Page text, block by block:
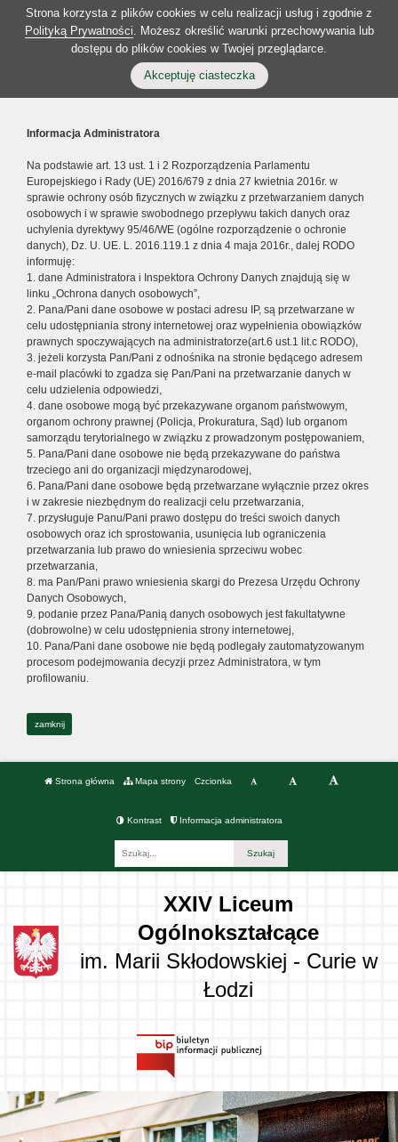
Strona korzysta z plików cookies w celu realizacji usług i zgodnie z
Polityką Prywatności. Możesz określić warunki przechowywania lub
dostępu do plików cookies w Twojej przeglądarce.
Akceptuję ciasteczka
Informacja Administratora
Na podstawie art. 13 ust. 1 i 2 Rozporządzenia Parlamentu
Europejskiego i Rady (UE) 2016/679 z dnia 27 kwietnia 2016r. w
sprawie ochrony osób fizycznych w związku z przetwarzaniem danych
osobowych i w sprawie swobodnego przepływu takich danych oraz
uchylenia dyrektywy 95/46/WE (ogólne rozporządzenie o ochronie
danych), Dz. U. UE. L. 2016.119.1 z dnia 4 maja 2016r., dalej RODO
informuję:
1. dane Administratora i Inspektora Ochrony Danych znajdują się w
linku „Ochrona danych osobowych”,
2. Pana/Pani dane osobowe w postaci adresu IP, są przetwarzane w
celu udostępniania strony internetowej oraz wypełnienia obowiązków
prawnych spoczywających na administratorze(art.6 ust.1 lit.c RODO),
3. jeżeli korzysta Pan/Pani z odnośnika na stronie będącego adresem
e-mail placówki to zgadza się Pan/Pani na przetwarzanie danych w
celu udzielenia odpowiedzi,
4. dane osobowe mogą być przekazywane organom państwowym,
organom ochrony prawnej (Policja, Prokuratura, Sąd) lub organom
samorządu terytorialnego w związku z prowadzonym postępowaniem,
5. Pana/Pani dane osobowe nie będą przekazywane do państwa
trzeciego ani do organizacji międzynarodowej,
6. Pana/Pani dane osobowe będą przetwarzane wyłącznie przez okres
i w zakresie niezbędnym do realizacji celu przetwarzania,
7. przysługuje Panu/Pani prawo dostępu do treści swoich danych
osobowych oraz ich sprostowania, usunięcia lub ograniczenia
przetwarzania lub prawo do wniesienia sprzeciwu wobec
przetwarzania,
8. ma Pan/Pani prawo wniesienia skargi do Prezesa Urzędu Ochrony
Danych Osobowych,
9. podanie przez Pana/Panią danych osobowych jest fakultatywne
(dobrowolne) w celu udostępnienia strony internetowej,
10. Pana/Pani dane osobowe nie będą podlegały zautomatyzowanym
procesom podejmowania decyzji przez Administratora, w tym
profilowaniu.
zamknij
Strona główna Mapa strony Czcionka
Kontrast Informacja administratora
XXIV Liceum
Ogólnokształcące
im. Marii Skłodowskiej - Curie w
Łodzi